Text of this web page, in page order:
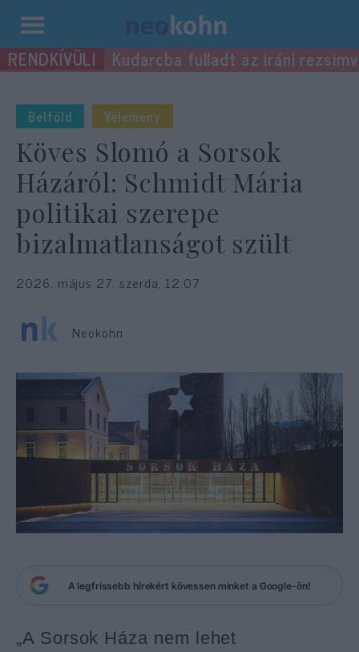
Kilépés
a Kudarcba fulladt az iráni
Belföld Vélemény
Köves Slomó a Sorsok
Házáról: Schmidt Mária
politikai szerepe
bizalmatlanságot szült
2026. május 27. szerda, 12:07
Neokohn
A legfrissebb hírekért kövessen minket a Google-ön!
„A Sorsok Háza nem lehet